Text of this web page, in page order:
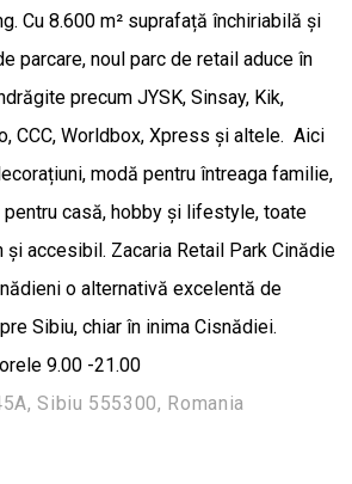
Cu 8.600 m² suprafață închiriabilă și
parcare, noul parc de retail aduce în
precum JYSK, Sinsay, Kik,
CCC, Worldbox, Xpress și altele. Aici
modă pentru întreaga familie,
casă, hobby și lifestyle, toate
și accesibil. Zacaria Retail Park Cinădie
o alternativă excelentă de
Sibiu, chiar în inima Cisnădiei.
9.00 -21.00
Sibiu 555300, Romania